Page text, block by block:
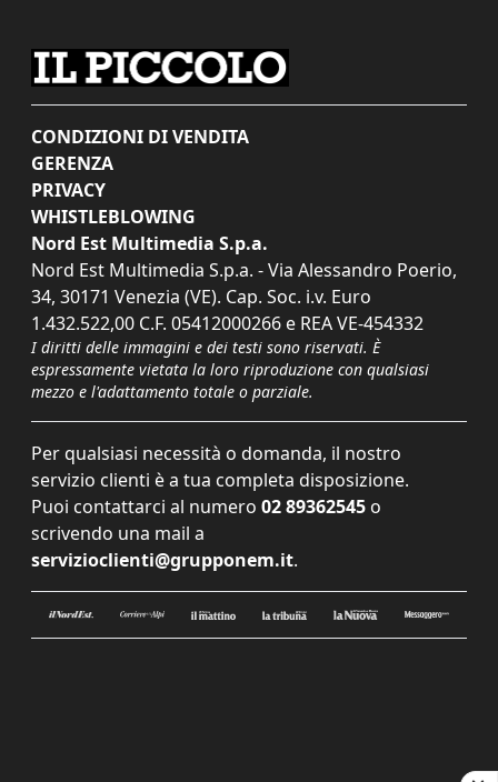
CONDIZIONI DI VENDITA
GERENZA
PRIVACY
WHISTLEBLOWING
Nord Est Multimedia S.p.a.
Nord Est Multimedia S.p.a. - Via Alessandro Poerio,
34, 30171 Venezia (VE). Cap. Soc. i.v. Euro
1.432.522,00 C.F. 05412000266 e REA VE-454332
I diritti delle immagini e dei testi sono riservati. È
espressamente vietata la loro riproduzione con qualsiasi
mezzo e l'adattamento totale o parziale.
Per qualsiasi necessità o domanda, il nostro
servizio clienti è a tua completa disposizione.
Puoi contattarci al numero 02 89362545 o
scrivendo una mail a
servizioclienti@grupponem.it.